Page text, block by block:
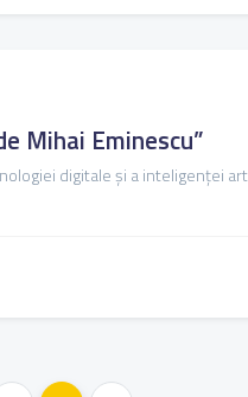
Mihai Eminescu”
digitale și a inteligenței